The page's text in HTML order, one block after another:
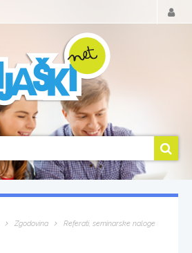
Zgodovina
Referati, seminarske naloge